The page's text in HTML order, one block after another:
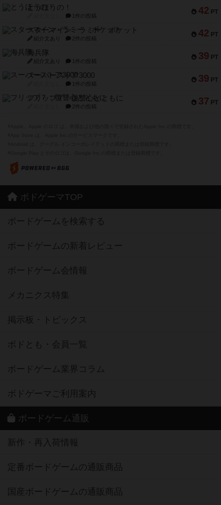
53 PT
セミファイナル ～お前はまだ生きている～
1件の投稿
52 PT
ふたつの街の物語
紹介文あり 18件の投稿
50 PT
クランク! ：冒険者たち（拡張）
紹介文あり 4件の投稿
42 PT
とうほうの！
1件の投稿
42 PT
スターマイン・ラミー ポケット
2件の投稿
フリップ７：復讐心とともに
※Apple、Apple のロゴ は、米国および他の国々で登録されたApple Inc.の商標です。
※Google Play とそのロゴは、Google Inc.の商標または登録商標です。
ボドゲーマTOP
ボードゲームを検索する
ボードゲームの新着レビュー
ボードゲーム会情報
メカニクス特集
掲示板・トピックス
ボドとも・会員一覧
ボードゲーム業界コラム
ボドゲーマご利用案内
ボードゲーム通販